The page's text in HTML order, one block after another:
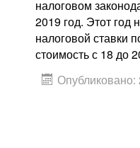
налоговом
2019 год. Этот год
налоговой ставки
стоимость с 18 до